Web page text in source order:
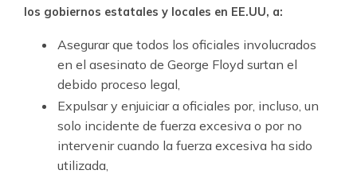
los gobiernos estatales y locales en EE.UU, a:
Asegurar que todos los oficiales involucrados
en el asesinato de George Floyd surtan el
debido proceso legal,
Expulsar y enjuiciar a oficiales por, incluso, un
solo incidente de fuerza excesiva o por no
intervenir cuando la fuerza excesiva ha sido
utilizada,